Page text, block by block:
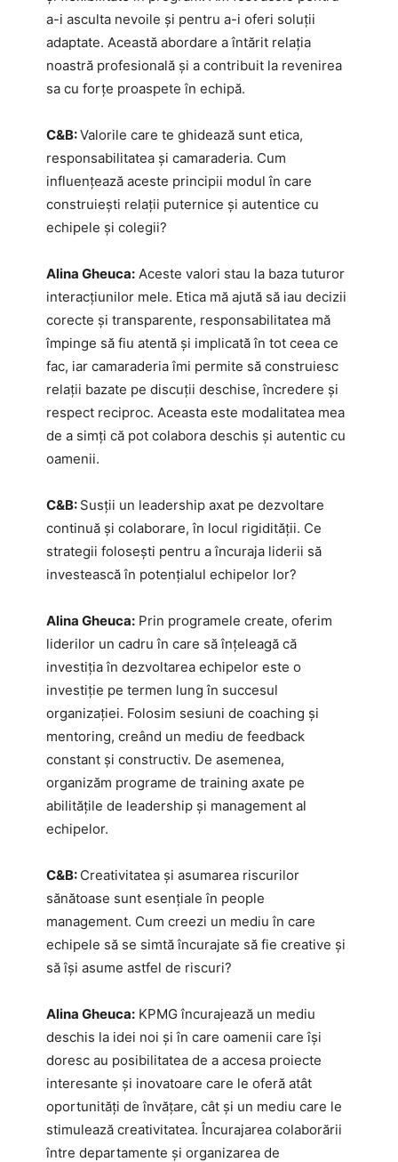
a-i asculta nevoile și pentru a-i oferi soluții
adaptate. Această abordare a întărit relația
noastră profesională și a contribuit la revenirea
sa cu forțe proaspete în echipă.
C&B:Valorile care te ghidează sunt etica,
responsabilitatea și camaraderia. Cum
influențează aceste principii modul în care
construiești relații puternice și autentice cu
echipele și colegii?
Alina Gheuca: Aceste valori stau la baza tuturor
interacțiunilor mele. Etica mă ajută să iau decizii
corecte și transparente, responsabilitatea mă
împinge să fiu atentă și implicată în tot ceea ce
fac, iar camaraderia îmi permite să construiesc
relații bazate pe discuții deschise, încredere și
respect reciproc. Aceasta este modalitatea mea
de a simți că pot colabora deschis și autentic cu
oamenii.
C&B: Susții un leadership axat pe dezvoltare
continuă și colaborare, în locul rigidității. Ce
strategii folosești pentru a încuraja liderii să
investească în potențialul echipelor lor?
Alina Gheuca: Prin programele create, oferim
liderilor un cadru în care să înțeleagă că
investiția în dezvoltarea echipelor este o
investiție pe termen lung în succesul
organizației. Folosim sesiuni de coaching și
mentoring, creând un mediu de feedback
constant și constructiv. De asemenea,
organizăm programe de training axate pe
abilitățile de leadership și management al
echipelor.
C&B: Creativitatea și asumarea riscurilor
sănătoase sunt esențiale în people
management. Cum creezi un mediu în care
echipele să se simtă încurajate să fie creative și
să își asume astfel de riscuri?
Alina Gheuca: KPMG încurajează un mediu
deschis la idei noi și în care oamenii care își
doresc au posibilitatea de a accesa proiecte
interesante și inovatoare care le oferă atât
oportunități de învățare, cât și un mediu care le
stimulează creativitatea. Încurajarea colaborării
între departamente și organizarea de